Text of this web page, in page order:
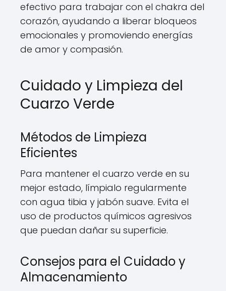
efectivo para trabajar con el chakra del
corazón, ayudando a liberar bloqueos
emocionales y promoviendo energías
de amor y compasión.
Cuidado y Limpieza del
Cuarzo Verde
Métodos de Limpieza
Eficientes
Para mantener el cuarzo verde en su
mejor estado, límpialo regularmente
con agua tibia y jabón suave. Evita el
uso de productos químicos agresivos
que puedan dañar su superficie.
Consejos para el Cuidado y
Almacenamiento